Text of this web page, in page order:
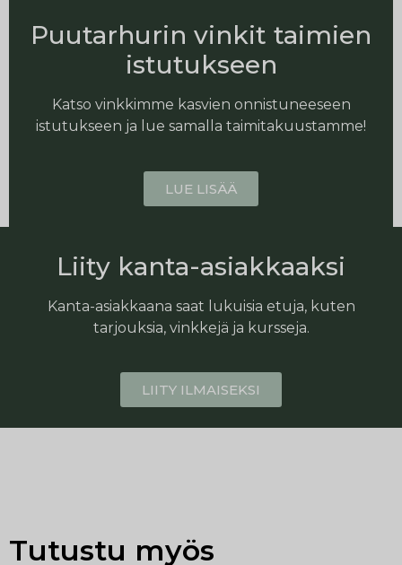
Puutarhurin vinkit taimien
istutukseen
Katso vinkkimme kasvien onnistuneeseen
istutukseen ja lue samalla taimitakuustamme!
LUE LISÄÄ
Liity kanta-asiakkaaksi
Kanta-asiakkaana saat lukuisia etuja, kuten
tarjouksia, vinkkejä ja kursseja.
LIITY ILMAISEKSI
Tutustu myös